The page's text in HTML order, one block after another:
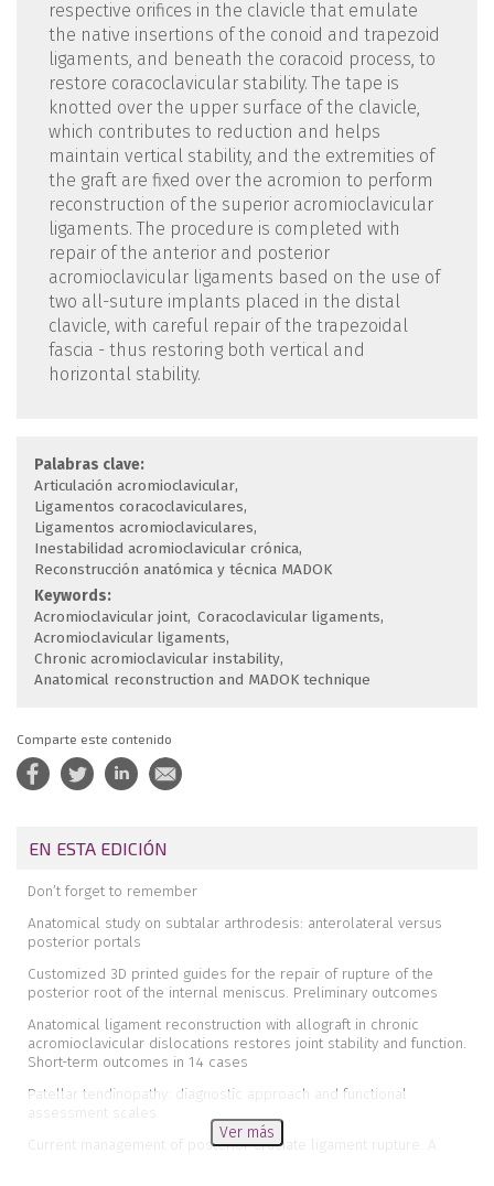
respective orifices in the clavicle that emulate
the native insertions of the conoid and trapezoid
ligaments, and beneath the coracoid process, to
restore coracoclavicular stability. The tape is
knotted over the upper surface of the clavicle,
which contributes to reduction and helps
maintain vertical stability, and the extremities of
the graft are fixed over the acromion to perform
reconstruction of the superior acromioclavicular
ligaments. The procedure is completed with
repair of the anterior and posterior
acromioclavicular ligaments based on the use of
two all-suture implants placed in the distal
clavicle, with careful repair of the trapezoidal
fascia - thus restoring both vertical and
horizontal stability.
Palabras clave:
Articulación acromioclavicular
Ligamentos coracoclaviculares
Ligamentos acromioclaviculares
Inestabilidad acromioclavicular crónica
Reconstrucción anatómica y técnica MADOK
Keywords:
Acromioclavicular joint Coracoclavicular ligaments
Acromioclavicular ligaments
Chronic acromioclavicular instability
Anatomical reconstruction and MADOK technique
Comparte este contenido
EN ESTA EDICIÓN
Don’t forget to remember
Anatomical study on subtalar arthrodesis: anterolateral versus
posterior portals
Customized 3D printed guides for the repair of rupture of the
posterior root of the internal meniscus. Preliminary outcomes
Anatomical ligament reconstruction with allograft in chronic
acromioclavicular dislocations restores joint stability and function.
Short-term outcomes in 14 cases
Patellar tendinopathy: diagnostic approach and functional
assessment scales
Current management of posterior cruciate ligament rupture. A
Ver más